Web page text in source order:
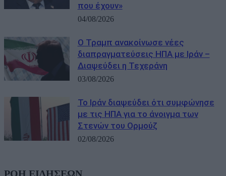
που έχουν»
04/08/2026
Ο Τραμπ ανακοίνωσε νέες
διαπραγματεύσεις ΗΠΑ με Ιράν –
Διαψεύδει η Τεχεράνη
03/08/2026
Το Ιράν διαψεύδει ότι συμφώνησε
με τις ΗΠΑ για το άνοιγμα των
Στενών του Ορμούζ
02/08/2026
ΡΟΗ ΕΙΔΗΣΕΩΝ